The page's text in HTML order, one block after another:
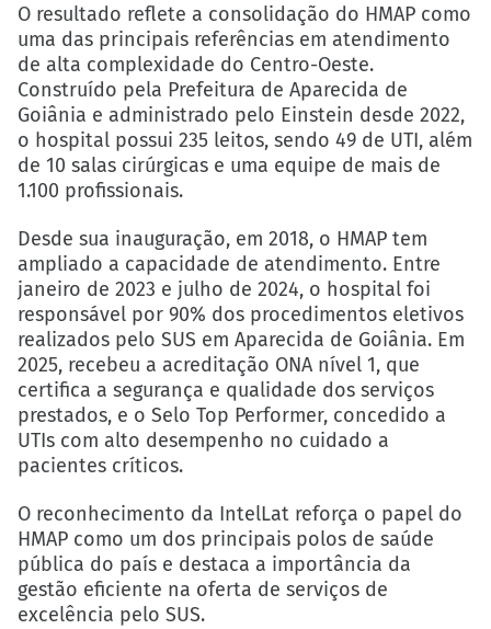
O resultado reflete a consolidação do HMAP como
uma das principais referências em atendimento
de alta complexidade do Centro-Oeste.
Construído pela Prefeitura de Aparecida de
Goiânia e administrado pelo Einstein desde 2022,
o hospital possui 235 leitos, sendo 49 de UTI, além
de 10 salas cirúrgicas e uma equipe de mais de
1.100 profissionais.
Desde sua inauguração, em 2018, o HMAP tem
ampliado a capacidade de atendimento. Entre
janeiro de 2023 e julho de 2024, o hospital foi
responsável por 90% dos procedimentos eletivos
realizados pelo SUS em Aparecida de Goiânia. Em
2025, recebeu a acreditação ONA nível 1, que
certifica a segurança e qualidade dos serviços
prestados, e o Selo Top Performer, concedido a
UTIs com alto desempenho no cuidado a
pacientes críticos.
O reconhecimento da IntelLat reforça o papel do
HMAP como um dos principais polos de saúde
pública do país e destaca a importância da
gestão eficiente na oferta de serviços de
excelência pelo SUS.